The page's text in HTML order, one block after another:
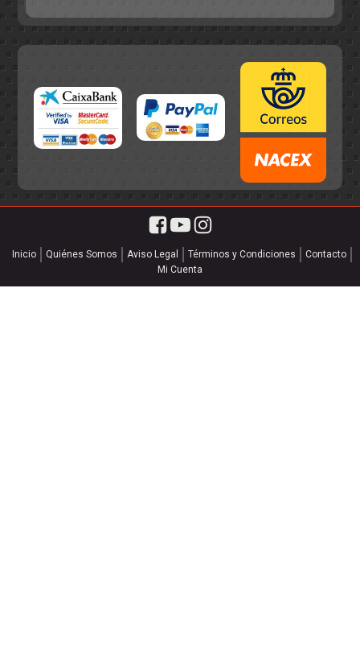
Inicio Quiénes Somos Aviso Legal Términos y Condiciones
Contacto
Mi Cuenta